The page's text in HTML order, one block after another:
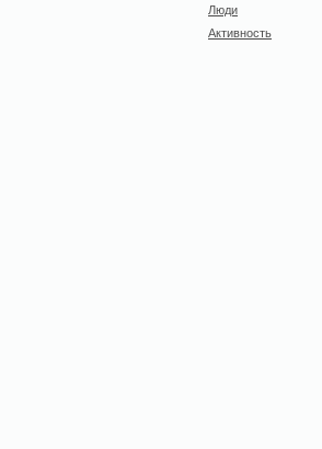
Люди
Активность